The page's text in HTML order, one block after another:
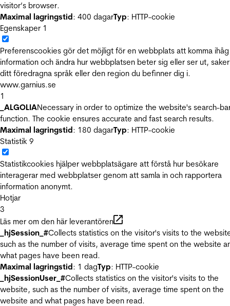
visitor’s browser.
Maximal lagringstid: 400 dagarTyp: HTTP-cookie
Egenskaper 1
Preferenscookies gör det möjligt för en webbplats att komma ihåg
information och ändra hur webbplatsen beter sig eller ser ut,
ditt föredragna språk eller den region du befinner dig i.
www.garnius.se
1
_ALGOLIANecessary in order to optimize the website's search-
function. The cookie ensures accurate and fast search results.
Maximal lagringstid: 180 dagarTyp: HTTP-cookie
Statistik 9
Statistikcookies hjälper webbplatsägare att förstå hur besökare
interagerar med webbplatser genom att samla in och rapportera
information anonymt.
Hotjar
3
Läs mer om den här leverantören
_hjSession_#Collects statistics on the visitor's visits to the
such as the number of visits, average time spent on the website
what pages have been read.
Maximal lagringstid: 1 dagTyp: HTTP-cookie
_hjSessionUser_#Collects statistics on the visitor's visits to the
website, such as the number of visits, average time spent on the
website and what pages have been read.